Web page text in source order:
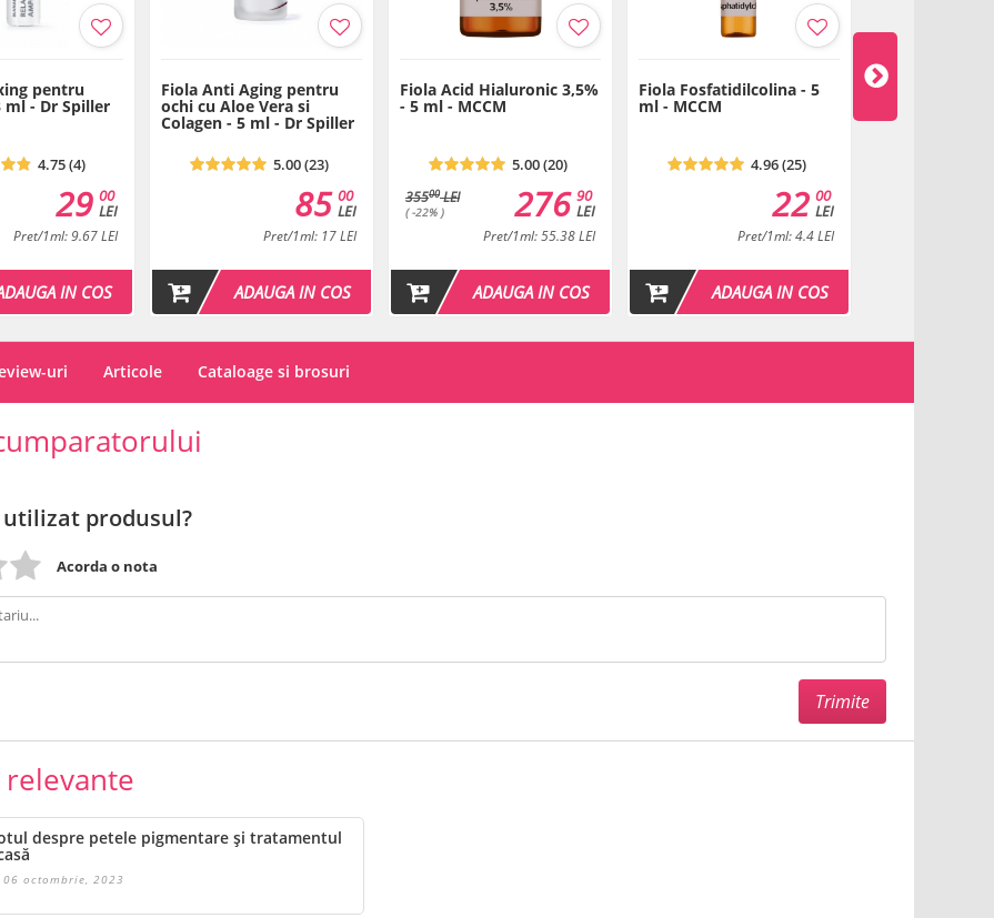
pentru
ml - Dr Spiller
4.75 (4)
00
LEI
29
Pret/1ml: 9.67 LEI
IN COS
Fiola Anti Aging pentru
ochi cu Aloe Vera si
Colagen - 5 ml - Dr Spiller
5.00 (23)
00
LEI
85
Pret/1ml: 17 LEI
ADAUGA IN COS
Fiola Acid Hialuronic 3,5%
- 5 ml - MCCM
5.00 (20)
35500LEI
( -22% )
90
LEI
276
Pret/1ml: 55.38 LEI
ADAUGA IN COS
Fiola Fosfatidilcolina - 5
ml - MCCM
4.96 (25)
00
LEI
22
Pret/1ml: 4.4 LEI
ADAUGA IN COS
Fiola L-
uri Articole Cataloage si brosuri
produsul?
Acorda o nota
despre petele pigmentare și tratamentul
06 octombrie, 2023